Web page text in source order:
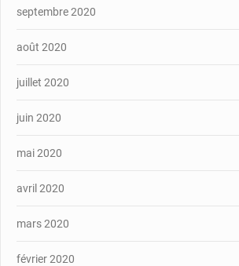
septembre 2020
août 2020
juillet 2020
juin 2020
mai 2020
avril 2020
mars 2020
février 2020